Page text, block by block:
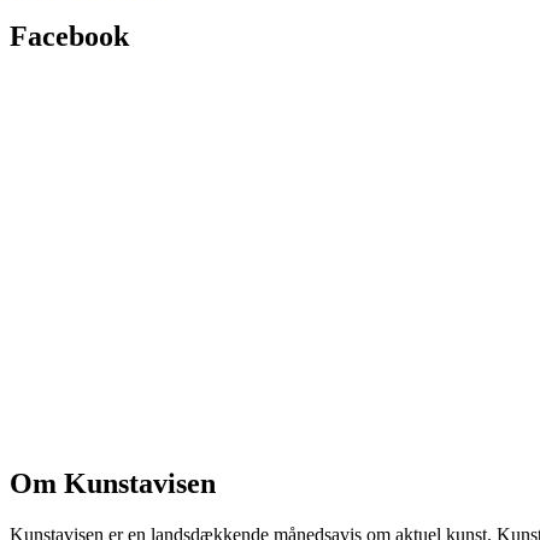
Facebook
Om Kunstavisen
Kunstavisen er en landsdækkende månedsavis om aktuel kunst.